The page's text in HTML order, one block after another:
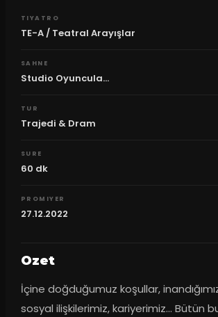
TIYATRO
TE-A / Teatral Arayışlar
SAHNE
Studio Oyuncula...
TUR
Trajedi & Dram
SURE
60 dk
PROMIYER
27.12.2022
Ozet
İçine doğduğumuz koşullar,
sosyal ilişkilerimiz, kariyerimiz… Bütün